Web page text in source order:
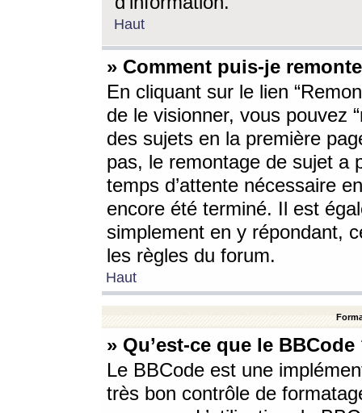
Haut
» Comment puis-je
En cliquant sur le lien
de le visionner, vous pouvez
des sujets en la première
pas, le remontage de sujet a
temps d’attente nécessaire
encore été terminé. Il est
simplement en y répondant,
les règles du forum.
Haut
» Qu’est-ce que le BBCode
Le BBCode est une
très bon contrôle de